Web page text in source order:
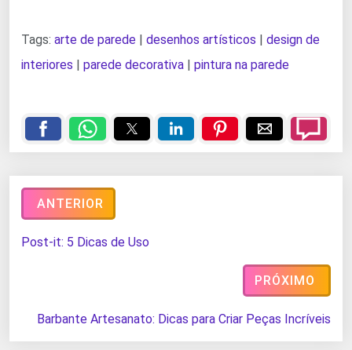
Tags: arte de parede desenhos artísticos
design de
interiores
parede decorativa pintura na parede
ANTERIOR
Post-it: 5 Dicas de Uso
PRÓXIMO
Barbante Artesanato: Dicas para Criar Peças Incríveis